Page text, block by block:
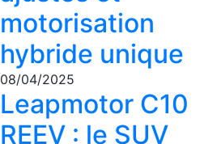
motorisation
hybride unique
08/04/2025
Leapmotor C10
REEV : le SUV